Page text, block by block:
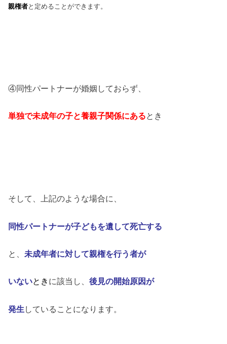
親権者と定めることができます。
④同性パートナーが婚姻しておらず、
単独で未成年の子と養親子関係にあるとき
そして、上記のような場合に、
同性パートナーが子どもを遺して死亡する
と、未成年者に対して親権を行う者が
いないとき に該当し、後見の開始原因が
発生 していることになります。